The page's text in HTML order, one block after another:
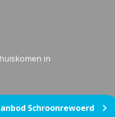
in
Schroonrewoerd